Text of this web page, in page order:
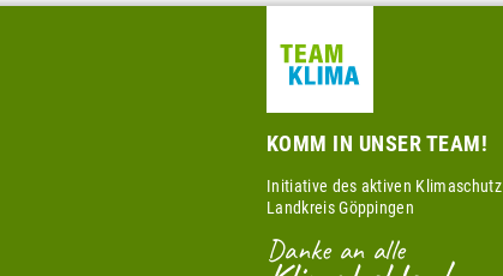
KOMM IN UNSER TEAM!
Initiative des aktiven Klimaschutz
Landkreis Göppingen
Danke an alle